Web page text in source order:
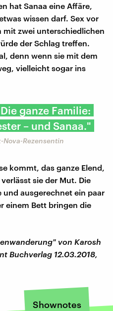
hat Sanaa eine Affäre,
wissen darf. Sex vor
mit zwei unterschiedlichen
der Schlag treffen.
denn wenn sie mit dem
vielleicht sogar ins
ganze Familie:
– und Sanaa."
Rezensentin
kommt, das ganze Elend,
sie der Mut. Die
ausgerechnet ein paar
einem Bett bringen die
von Karosh
Buchverlag 12.03.2018,
Shownotes